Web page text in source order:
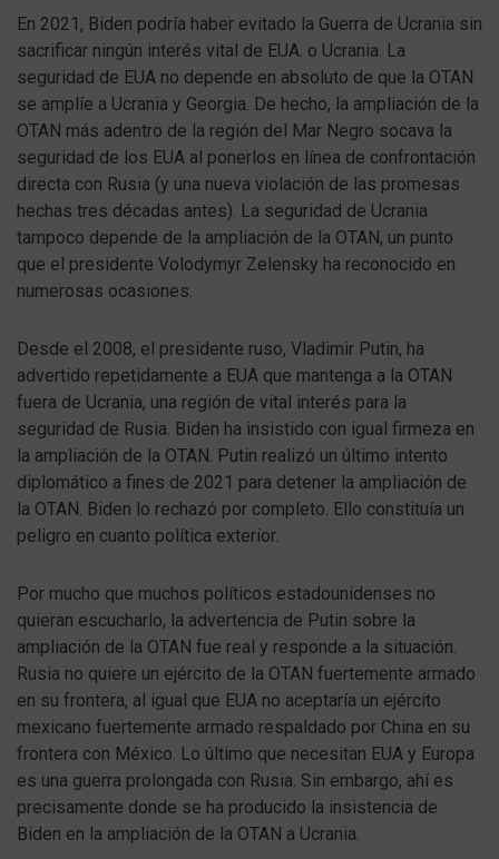
En 2021, Biden podría haber evitado la Guerra de Ucrania sin
sacrificar ningún interés vital de EUA. o Ucrania. La
seguridad de EUA no depende en absoluto de que la OTAN
se amplíe a Ucrania y Georgia. De hecho, la ampliación de la
OTAN más adentro de la región del Mar Negro socava la
seguridad de los EUA al ponerlos en línea de confrontación
directa con Rusia (y una nueva violación de las promesas
hechas tres décadas antes). La seguridad de Ucrania
tampoco depende de la ampliación de la OTAN, un punto
que el presidente Volodymyr Zelensky ha reconocido en
numerosas ocasiones.
Desde el 2008, el presidente ruso, Vladimir Putin, ha
advertido repetidamente a EUA que mantenga a la OTAN
fuera de Ucrania, una región de vital interés para la
seguridad de Rusia. Biden ha insistido con igual firmeza en
la ampliación de la OTAN. Putin realizó un último intento
diplomático a fines de 2021 para detener la ampliación de
la OTAN. Biden lo rechazó por completo. Ello constituía un
peligro en cuanto política exterior.
Por mucho que muchos políticos estadounidenses no
quieran escucharlo, la advertencia de Putin sobre la
ampliación de la OTAN fue real y responde a la situación.
Rusia no quiere un ejército de la OTAN fuertemente armado
en su frontera, al igual que EUA no aceptaría un ejército
mexicano fuertemente armado respaldado por China en su
frontera con México. Lo último que necesitan EUA y Europa
es una guerra prolongada con Rusia. Sin embargo, ahí es
precisamente donde se ha producido la insistencia de
Biden en la ampliación de la OTAN a Ucrania.